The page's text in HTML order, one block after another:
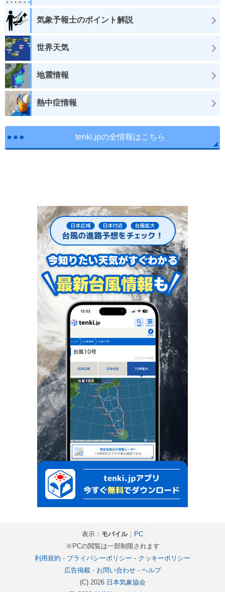
気象予報士のポイント解説
世界天気
地震情報
熱中症情報
tenki.jpの全情報はこちら
表示： モバイル｜ PC
※PCの閲覧は一部制限されます
利用規約 - プライバシーポリシー - クッキーポリシー
広告掲載- お問い合わせ- ヘルプ
(C) 2026 日本気象協会